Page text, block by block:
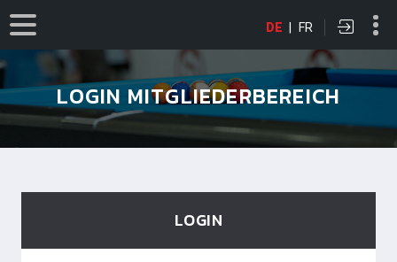
DE | FR
LOGIN MITGLIEDERBEREICH
LOGIN